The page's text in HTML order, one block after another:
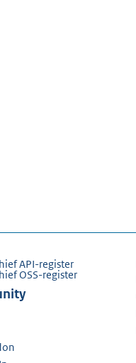
API-register
OSS-register